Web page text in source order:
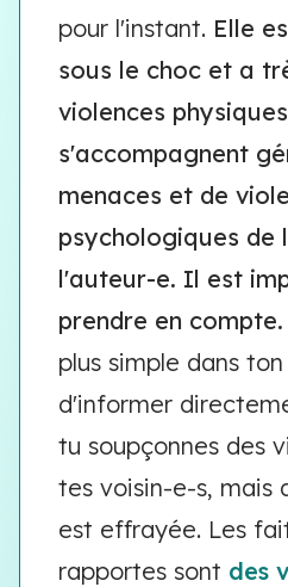
pour l'instant. Elle
sous le choc et a
violences physiques
s'accompagnent
menaces et de
psychologiques de
l'auteur-e. Il est
prendre en compte.
plus simple dans
d'informer
tu soupçonnes des
tes voisin-e-s, mais
est effrayée. Les
rapportes sont des